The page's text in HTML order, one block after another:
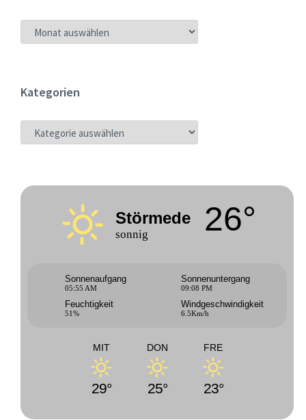
ARCHIV
Kategorien
KATEGORIEN
Störmede
sonnig 26°
Sonnenaufgang
05:55 AM
Sonnenuntergang
09:08 PM
Feuchtigkeit
51%
Windgeschwindigkeit
6.5Km/h
MIT
29°
DON
25°
FRE
23°